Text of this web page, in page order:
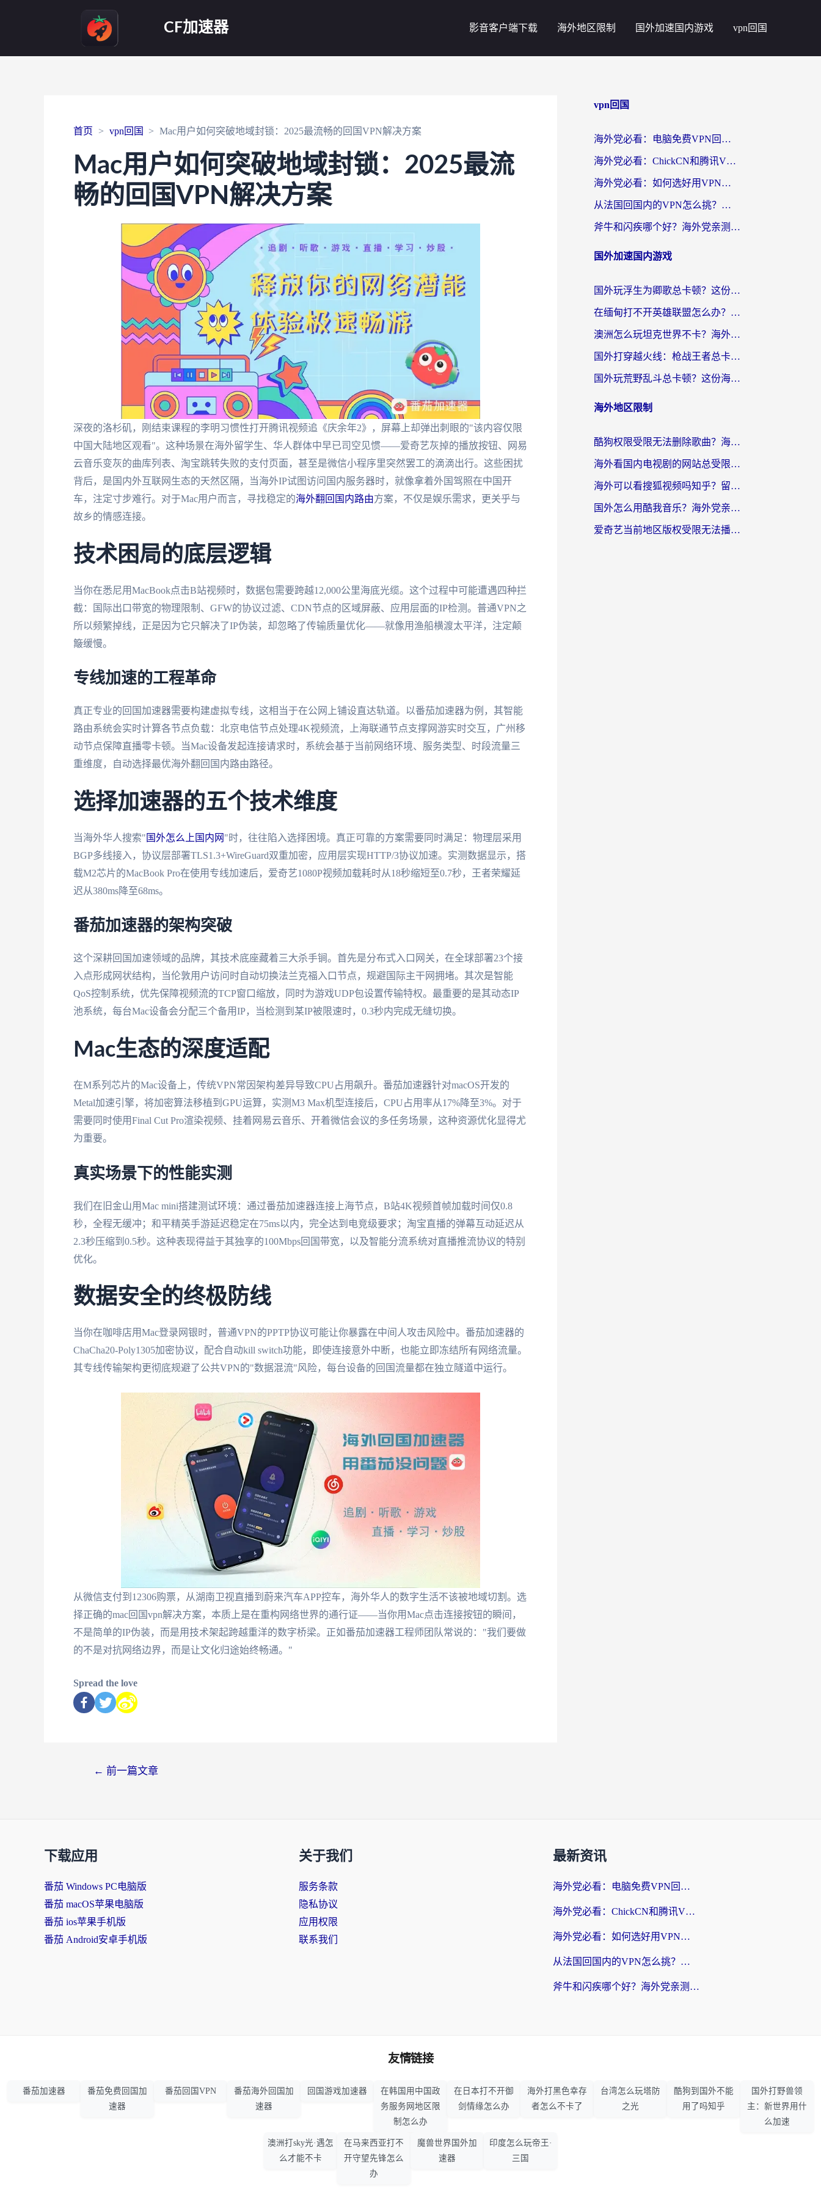
CF加速器 影音客户端下载 海外地区限制 国外加速国内游戏 vpn回国
首页 vpn回国 Mac用户如何突破地域封锁：2025最流畅的回国VPN解决方案
Mac用户如何突破地域封锁：2025最流
畅的回国VPN解决方案
深夜的洛杉矶，刚结束课程的李明习惯性打开腾讯视频追《庆余年2》，屏幕上却弹出刺眼的"该内容仅限
中国大陆地区观看"。这种场景在海外留学生、华人群体中早已司空见惯——爱奇艺灰掉的播放按钮、网易
云音乐变灰的曲库列表、淘宝跳转失败的支付页面，甚至是微信小程序里突然罢工的滴滴出行。这些困扰
背后，是国内外互联网生态的天然区隔，当海外IP试图访问国内服务器时，就像拿着外国驾照在中国开
车，注定寸步难行。对于Mac用户而言，寻找稳定的海外翻回国内路由方案，不仅是娱乐需求，更关乎与
故乡的情感连接。
技术困局的底层逻辑
当你在悉尼用MacBook点击B站视频时，数据包需要跨越12,000公里海底光缆。这个过程中可能遭遇四种拦
截：国际出口带宽的物理限制、GFW的协议过滤、CDN节点的区域屏蔽、应用层面的IP检测。普通VPN之
所以频繁掉线，正是因为它只解决了IP伪装，却忽略了传输质量优化——就像用渔船横渡太平洋，注定颠
簸缓慢。
专线加速的工程革命
真正专业的回国加速器需要构建虚拟专线，这相当于在公网上铺设直达轨道。以番茄加速器为例，其智能
路由系统会实时计算各节点负载：北京电信节点处理4K视频流，上海联通节点支撑网游实时交互，广州移
动节点保障直播零卡顿。当Mac设备发起连接请求时，系统会基于当前网络环境、服务类型、时段流量三
重维度，自动选择最优海外翻回国内路由路径。
选择加速器的五个技术维度
当海外华人搜索" 国外怎么上国内网 "时，往往陷入选择困境。真正可靠的方案需要同时满足：物理层采用
BGP多线接入，协议层部署TLS1.3+WireGuard双重加密，应用层实现HTTP/3协议加速。实测数据显示，搭
载M2芯片的MacBook Pro在使用专线加速后，爱奇艺1080P视频加载耗时从18秒缩短至0.7秒，王者荣耀延
迟从380ms降至68ms。
番茄加速器的架构突破
这个深耕回国加速领域的品牌，其技术底座藏着三大杀手锏。首先是分布式入口网关，在全球部署23个接
入点形成网状结构，当伦敦用户访问时自动切换法兰克福入口节点，规避国际主干网拥堵。其次是智能
QoS控制系统，优先保障视频流的TCP窗口缩放，同时为游戏UDP包设置传输特权。最重要的是其动态IP
池系统，每台Mac设备会分配三个备用IP，当检测到某IP被限速时，0.3秒内完成无缝切换。
Mac生态的深度适配
在M系列芯片的Mac设备上，传统VPN常因架构差异导致CPU占用飙升。番茄加速器针对macOS开发的
Metal加速引擎，将加密算法移植到GPU运算，实测M3 Max机型连接后，CPU占用率从17%降至3%。对于
需要同时使用Final Cut Pro渲染视频、挂着网易云音乐、开着微信会议的多任务场景，这种资源优化显得尤
为重要。
真实场景下的性能实测
我们在旧金山用Mac mini搭建测试环境：通过番茄加速器连接上海节点，B站4K视频首帧加载时间仅0.8
秒，全程无缓冲；和平精英手游延迟稳定在75ms以内，完全达到电竞级要求；淘宝直播的弹幕互动延迟从
2.3秒压缩到0.5秒。这种表现得益于其独享的100Mbps回国带宽，以及智能分流系统对直播推流协议的特别
优化。
数据安全的终极防线
当你在咖啡店用Mac登录网银时，普通VPN的PPTP协议可能让你暴露在中间人攻击风险中。番茄加速器的
ChaCha20-Poly1305加密协议，配合自动kill switch功能，即使连接意外中断，也能立即冻结所有网络流量。
其专线传输架构更彻底规避了公共VPN的"数据混流"风险，每台设备的回国流量都在独立隧道中运行。
从微信支付到12306购票，从湖南卫视直播到蔚来汽车APP控车，海外华人的数字生活不该被地域切割。选
择正确的mac回国vpn解决方案，本质上是在重构网络世界的通行证——当你用Mac点击连接按钮的瞬间，
不是简单的IP伪装，而是用技术架起跨越重洋的数字桥梁。正如番茄加速器工程师团队常说的："我们要做
的不是对抗网络边界，而是让文化归途始终畅通。"
Spread the love
← 前一篇文章
vpn回国
海外党必看：电脑免费VPN回国真的靠谱吗？附实测对比与最优方案指南
海外党必看：ChickCN和腾讯VPN好用吗？3招选对回国加速器，告别地区限制
海外党必看：如何选好用VPN实现国内资源无缝访问？从越南到全球都适用
从法国回国内的VPN怎么挑？海外党亲测：稳定、多端、安全才是关键
斧牛和闪疾哪个好？海外党亲测3款回国加速器，教你选到不踩坑的那一款
国外加速国内游戏
国外玩浮生为卿歌总卡顿？这份加速器选择指南帮你找回丝滑体验
在缅甸打不开英雄联盟怎么办？海外党亲测有效的国服游戏加速指南
澳洲怎么玩坦克世界不卡？海外党国服游戏加速终极指南（附逆战奇妙碰碰车解决方案）
国外打穿越火线：枪战王者总卡顿？这篇加速器推荐下载指南帮你解决延迟难题
国外玩荒野乱斗总卡顿？这份海外党专属的国服游戏加速攻略请收好
海外地区限制
酷狗权限受限无法删除歌曲？海外党听国内音乐的终极解决方案来了
海外看国内电视剧的网站总受限？教你选对回国加速器，轻松追热剧
海外可以看搜狐视频吗知乎？留学生亲测有效的回国加速器选择指南
国外怎么用酷我音乐？海外党亲测有效的回国加速方案，附千千音乐中文歌收听指南
爱奇艺当前地区版权受限无法播放？海外党追剧看电影的终极解决方案来了
下载应用
番茄 Windows PC电脑版
番茄 macOS苹果电脑版
番茄 ios苹果手机版
番茄 Android安卓手机版
关于我们
服务条款
隐私协议
应用权限
联系我们
最新资讯
海外党必看：电脑免费VPN回国真的靠谱吗？附实测对比与最优方案指南
海外党必看：ChickCN和腾讯VPN好用吗？3招选对回国加速器，告别地区限制
海外党必看：如何选好用VPN实现国内资源无缝访问？从越南到全球都适用
从法国回国内的VPN怎么挑？海外党亲测：稳定、多端、安全才是关键
斧牛和闪疾哪个好？海外党亲测3款回国加速器，教你选到不踩坑的那一款
友情链接
番茄加速器
番茄免费回国加
速器
番茄回国VPN
番茄海外回国加
速器
回国游戏加速器
在韩国用中国政
务服务网地区限
制怎么办
在日本打不开御
剑情缘怎么办
海外打黑色幸存
者怎么不卡了
台湾怎么玩塔防
之光
酷狗到国外不能
用了吗知乎
国外打野兽领
主：新世界用什
么加速
澳洲打sky光·遇怎
么才能不卡
在马来西亚打不
开守望先锋怎么
办
魔兽世界国外加
速器
印度怎么玩帝王·
三国